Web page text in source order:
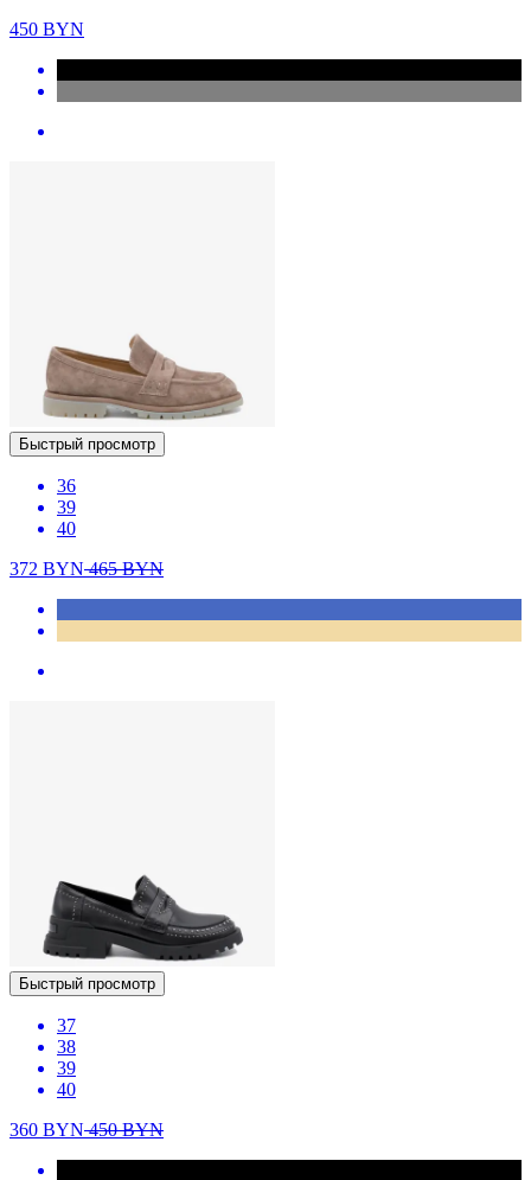
450 BYN
Быстрый просмотр
36
39
40
372 BYN465BYN
Быстрый просмотр
37
38
39
40
360 BYN450BYN